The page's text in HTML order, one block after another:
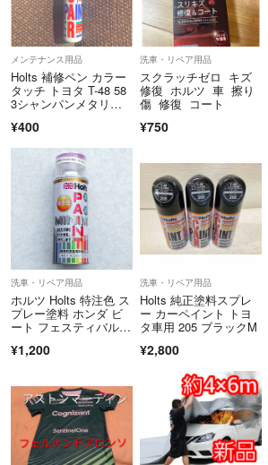
メンテナンス用品
Holts 補修ペン カラー
タッチ トヨタ T-48 58
3シャンパンメタリッ
¥400
洗車・リペア用品
スクラッチゼロ キズ
修復 ホルツ 車 擦り
傷 修復 コート
¥750
洗車・リペア用品
ホルツ Holts 特注色 ス
プレー塗料 ホンダ ビ
ート フェスティバルレ
¥1,200
洗車・リペア用品
Holts 純正塗料スプレ
ー カーペイント トヨ
タ車用 205 ブラックM
¥2,800